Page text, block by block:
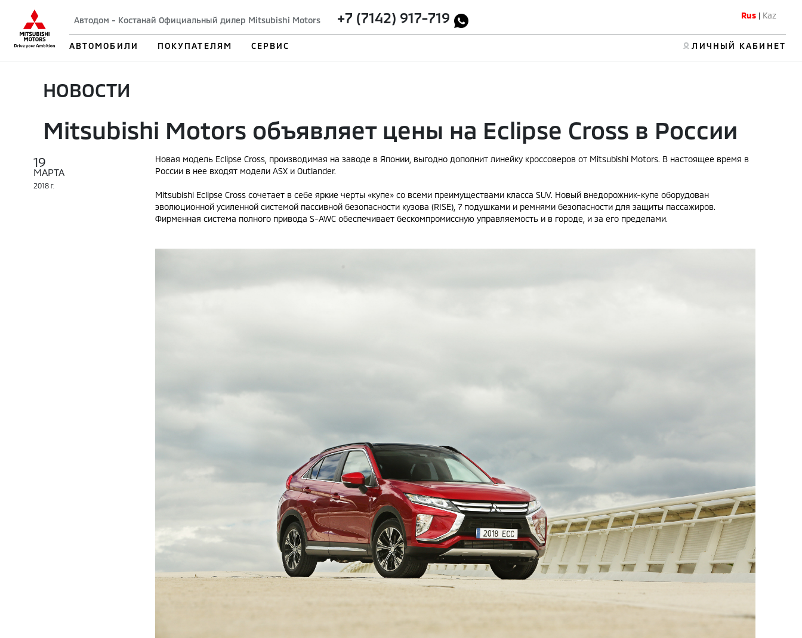
Автодом - Костанай Официальный дилер Mitsubishi Motors +7 (7142) 917-719 Rus| Kaz
АВТОМОБИЛИ ПОКУПАТЕЛЯМ СЕРВИС ЛИЧНЫЙ КАБИНЕТ
НОВОСТИ
Mitsubishi Motors объявляет цены на Eclipse Cross в России
19
МАРТА
2018 Г.
Новая модель Eclipse Cross, производимая на заводе в Японии, выгодно дополнит линейку кроссоверов от Mitsubishi Motors. В настоящее время в
России в нее входят модели ASX и Outlander.
Mitsubishi Eclipse Cross сочетает в себе яркие черты «купе» со всеми преимуществами класса SUV. Новый внедорожник-купе оборудован
эволюционной усиленной системой пассивной безопасности кузова (RISE), 7 подушками и ремнями безопасности для защиты пассажиров.
Фирменная система полного привода S-AWC обеспечивает бескомпромиссную управляемость и в городе, и за его пределами.